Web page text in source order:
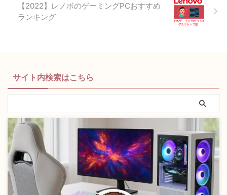
【2022】レノボのゲーミングPCおすすめ
ランキング
サイト内検索はこちら